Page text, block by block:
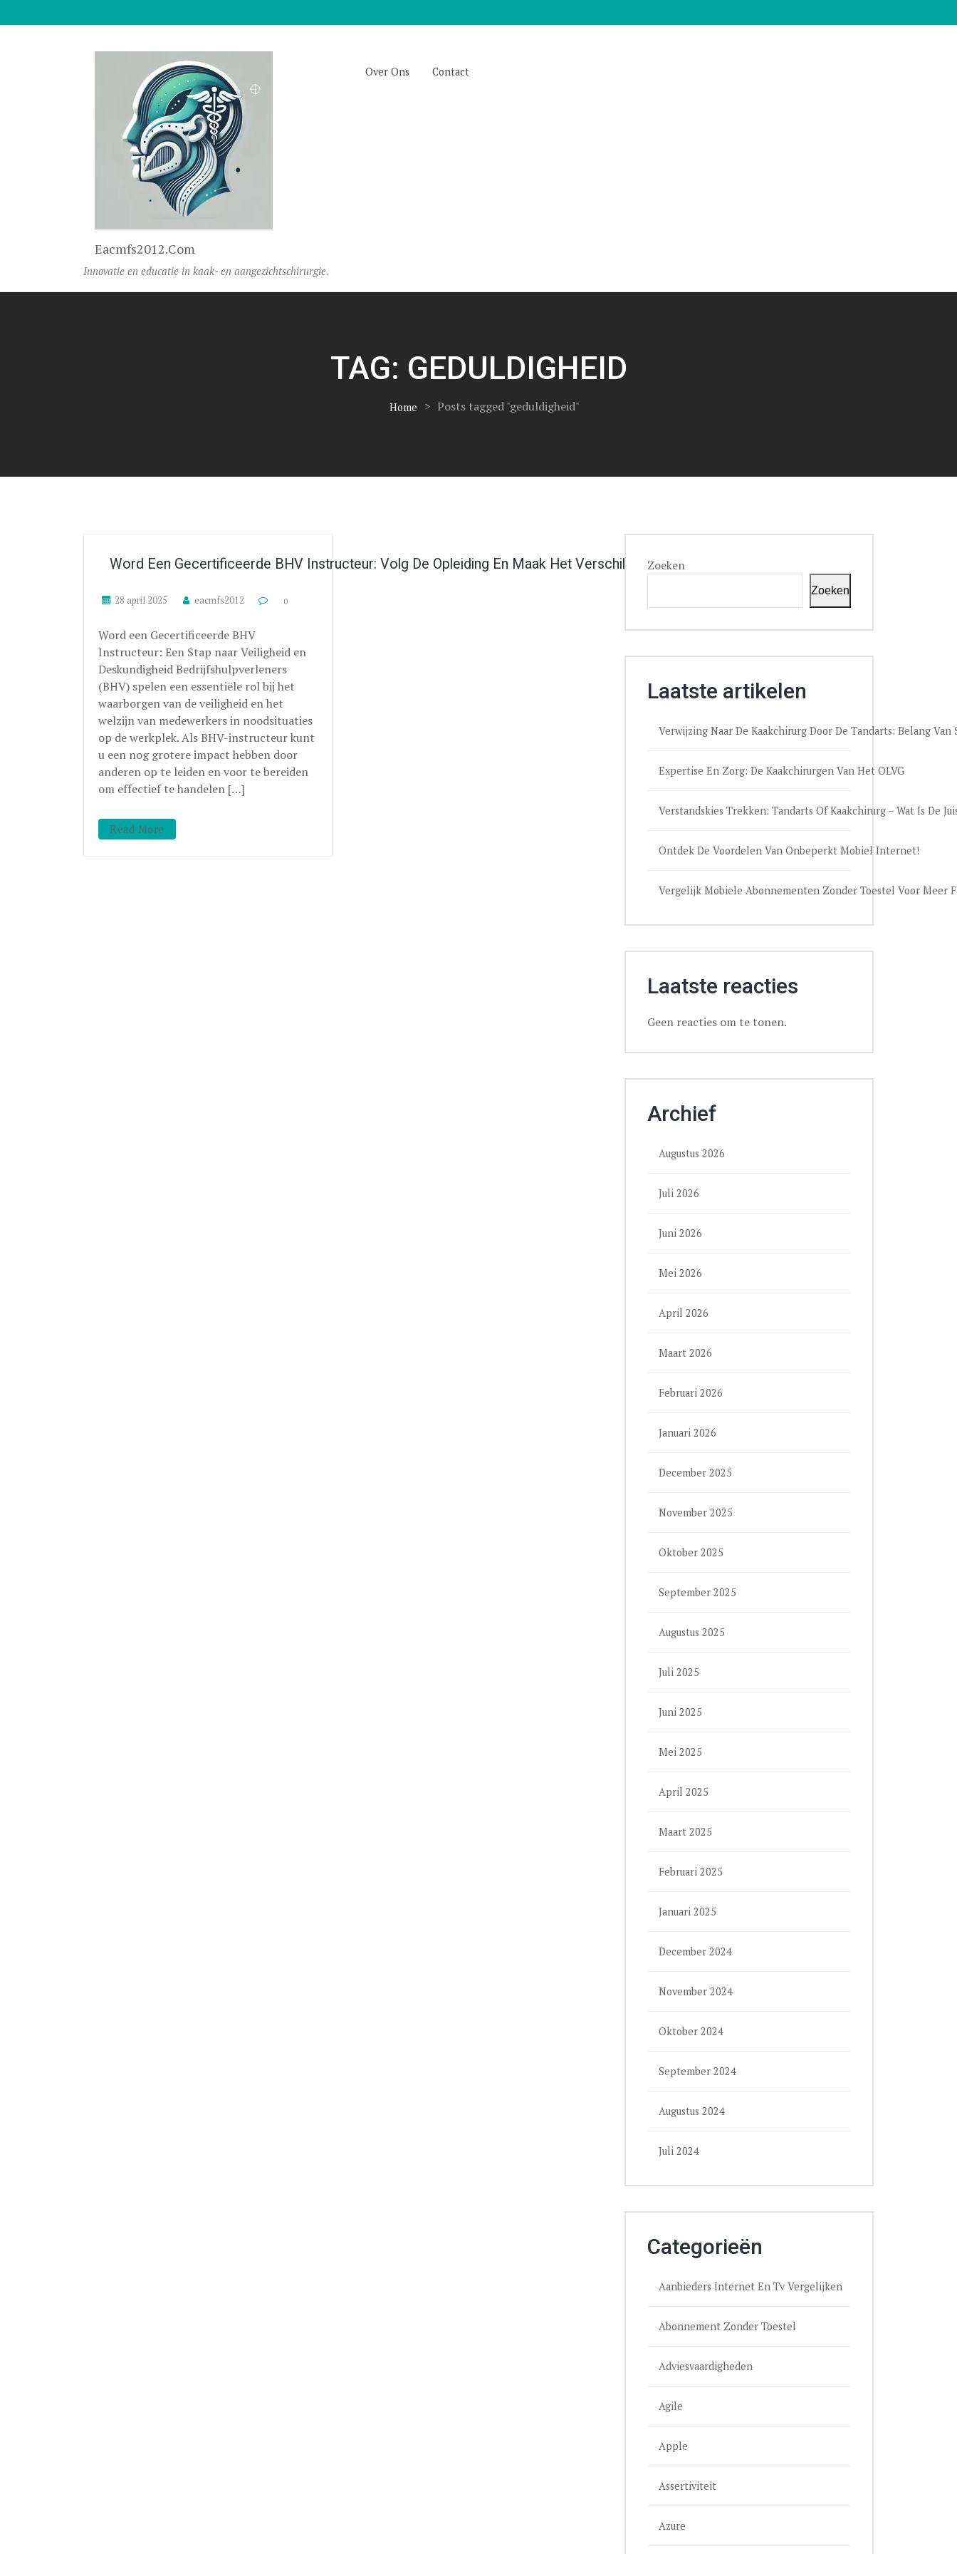
Eacmfs2012.com
Innovatie en educatie in kaak- en aangezichtschirurgie.
Over Ons Contact
TAG: GEDULDIGHEID
Home > Posts tagged "geduldigheid"
Word Een Gecertificeerde BHV Instructeur: Volg De Opleiding En Maak Het Verschil
28 april 2025 eacmfs2012 0
Word een Gecertificeerde BHV
Instructeur: Een Stap naar Veiligheid en
Deskundigheid Bedrijfshulpverleners
(BHV) spelen een essentiële rol bij het
waarborgen van de veiligheid en het
welzijn van medewerkers in noodsituaties
op de werkplek. Als BHV-instructeur kunt
u een nog grotere impact hebben door
anderen op te leiden en voor te bereiden
om effectief te handelen […]
Read More
Zoeken
Zoeken
Laatste artikelen
Verwijzing Naar De Kaakchirurg Door De Tandarts: Belang
Expertise En Zorg: De Kaakchirurgen Van Het OLVG
Verstandskies Trekken: Tandarts Of Kaakchirurg – Wat Is De
Ontdek De Voordelen Van Onbeperkt Mobiel Internet!
Vergelijk Mobiele Abonnementen Zonder Toestel Voor Meer
Laatste reacties
Geen reacties om te tonen.
Archief
Augustus 2026
Juli 2026
Juni 2026
Mei 2026
April 2026
Maart 2026
Februari 2026
Januari 2026
December 2025
November 2025
Oktober 2025
September 2025
Augustus 2025
Juli 2025
Juni 2025
Mei 2025
April 2025
Maart 2025
Februari 2025
Januari 2025
December 2024
November 2024
Oktober 2024
September 2024
Augustus 2024
Juli 2024
Categorieën
Aanbieders Internet En Tv Vergelijken
Abonnement Zonder Toestel
Adviesvaardigheden
Agile
Apple
Assertiviteit
Azure